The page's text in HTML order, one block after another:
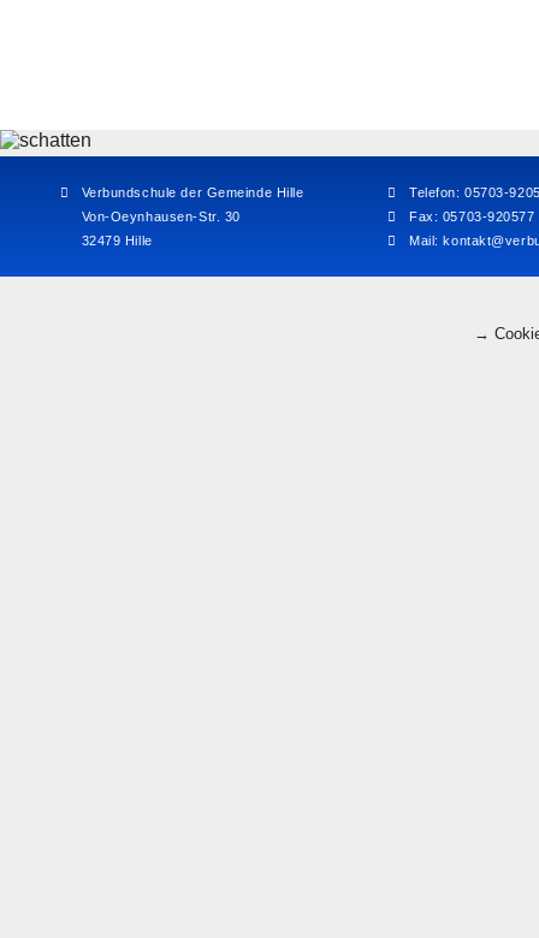
Verbundschule der Gemeinde Hille
Von-Oeynhausen-Str. 30
32479 Hille
Telefon: 05703-
Fax: 05703-920577
Mail:
→